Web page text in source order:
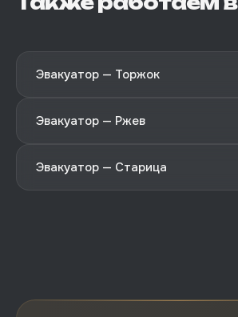
Эвакуатор — Торжок
Эвакуатор — Ржев
Эвакуатор — Старица